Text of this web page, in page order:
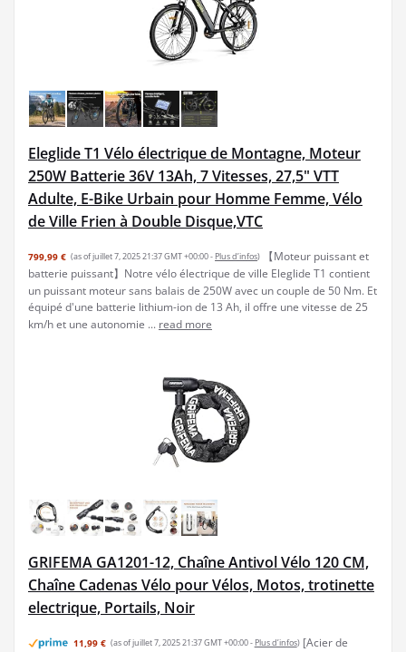
Eleglide T1 Vélo électrique de Montagne, Moteur
250W Batterie 36V 13Ah, 7 Vitesses, 27,5" VTT
Adulte, E-Bike Urbain pour Homme Femme, Vélo
de Ville Frien à Double Disque,VTC
799,99 € (as of juillet 7, 2025 21:37 GMT +00:00 - Plus d’infos)
【Moteur puissant et
batterie puissant】Notre vélo électrique de ville Eleglide T1 contient
un puissant moteur sans balais de 250W avec un couple de 50 Nm. Et
équipé d'une batterie lithium-ion de 13 Ah, il offre une vitesse de 25
km/h et une autonomie ... read more
GRIFEMA GA1201-12, Chaîne Antivol Vélo 120 CM,
Chaîne Cadenas Vélo pour Vélos, Motos, trotinette
electrique, Portails, Noir
11,99 € (as of juillet 7, 2025 21:37 GMT +00:00 - Plus d’infos) [Acier de